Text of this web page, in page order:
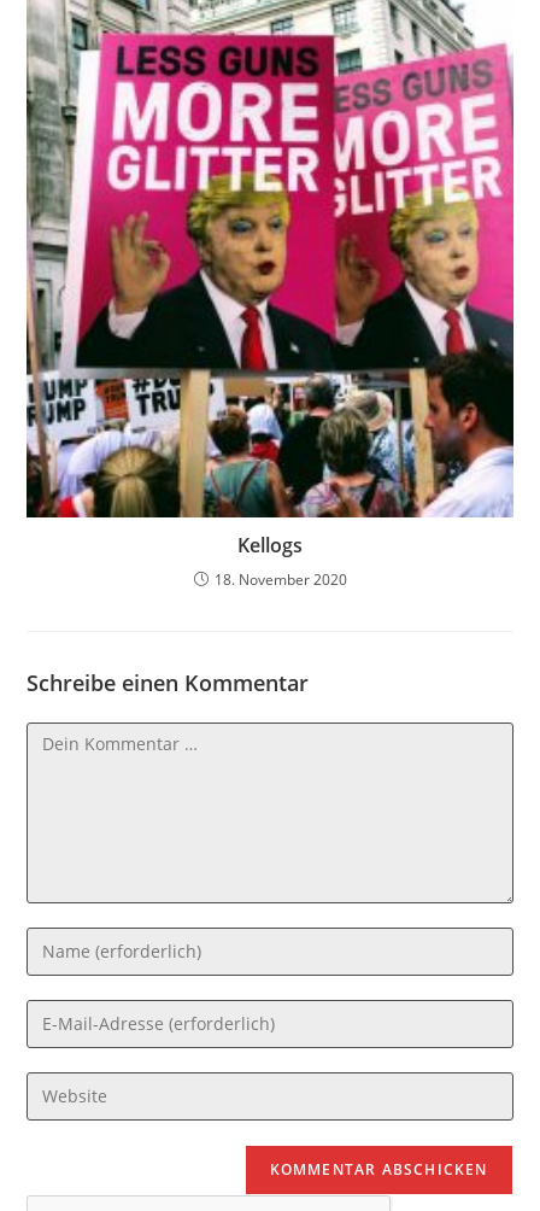
Kellogs
18. November 2020
Schreibe einen Kommentar
Kommentar
Gib
deinen
Namen
oder
zum
Kommentieren
Gib
deine
E-
Mail-
Kommentieren
Gib
deine